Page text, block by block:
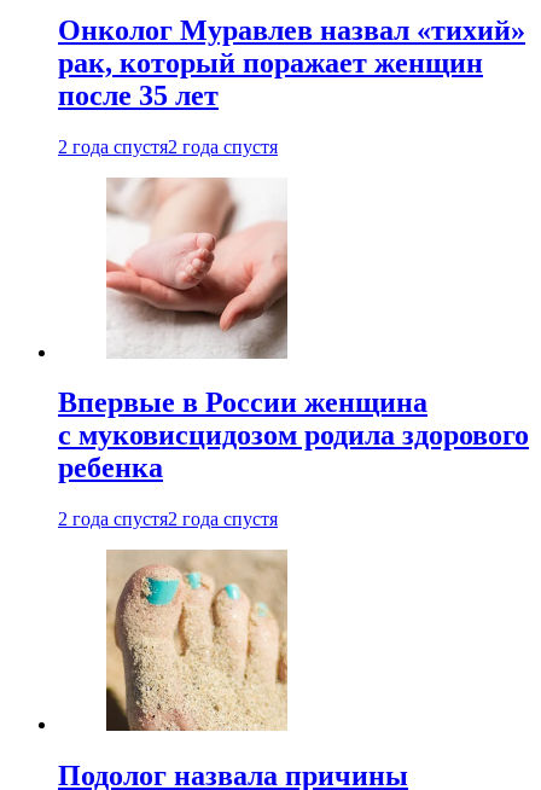
Онколог Муравлев назвал «тихий»
рак, который поражает женщин
после 35 лет
2 года спустя2 года спустя
Впервые в России женщина
с муковисцидозом родила здорового
ребенка
2 года спустя2 года спустя
Подолог назвала причины